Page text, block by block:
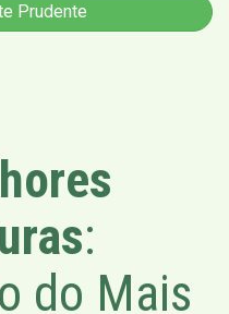
Prudente
:
do Mais